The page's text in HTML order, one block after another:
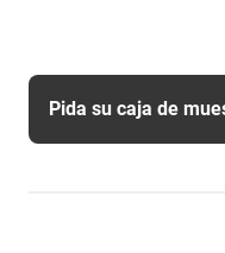
Pida su caja de